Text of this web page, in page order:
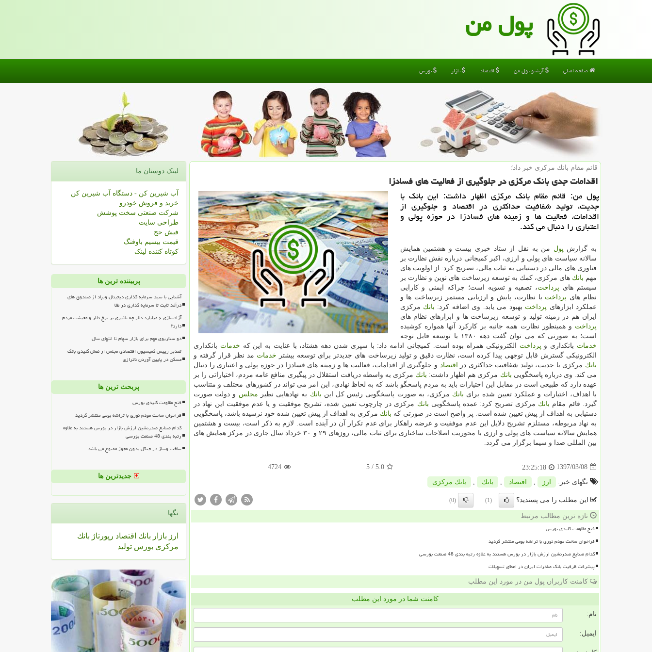
پول من
صفحه اصلی آرشیو پول من اقتصاد بازار بورس
قائم مقام بانك مركزی خبر داد؛
اقدامات جدی بانك مركزی در جلوگیری از فعالیت های فسادزا
پول من: قائم مقام بانك مركزی اظهار داشت: این بانك با
جدیت، تولید شفافیت حداكثری در اقتصاد و جلوگیری از
اقدامات، فعالیت ها و زمینه های فسادزا در حوزه پولی و
اعتباری را دنبال می كند.
به گزارش پول من به نقل از ستاد خبری بیست و هشتمین همایش
سالانه سیاست های پولی و ارزی، اكبر كمیجانی درباره نقش نظارت بر
فناوری های مالی در دستیابی به ثبات مالی، تصریح كرد: از اولویت های
مهم بانك های مركزی، كمك به توسعه زیرساخت های نوین و نظارت بر
سیستم های پرداخت، تصفیه و تسویه است؛ چراكه ایمنی و كارایی
نظام های پرداخت با نظارت، پایش و ارزیابی مستمر زیرساخت ها و
عملكرد ابزارهای پرداخت بهبود می یابد. وی اضافه كرد: بانك مركزی
ایران هم در زمینه تولید و توسعه زیرساخت ها و ابزارهای نظام های
پرداخت و همینطور نظارت همه جانبه بر كاركرد آنها همواره كوشیده
است؛ به صورتی كه می توان گفت دهه ۱۳۸۰ با توسعه قابل توجه
خدمات بانكداری و پرداخت الكترونیكی همراه بوده است. كمیجانی ادامه داد: با سپری شدن دهه هشتاد، با عنایت به این كه خدمات بانكداری
الكترونیكی گسترش قابل توجهی پیدا كرده است، نظارت دقیق و تولید زیرساخت های جدیدتر برای توسعه بیشتر خدمات مد نظر قرار گرفته و
بانك مركزی با جدیت، تولید شفافیت حداكثری در اقتصاد و جلوگیری از اقدامات، فعالیت ها و زمینه های فسادزا در حوزه پولی و اعتباری را دنبال
می كند. وی درباره پاسخگویی بانك مركزی هم اظهار داشت: بانك مركزی به واسطه دریافت استقلال در پیگیری منافع عامه مردم، اختیاراتی را بر
عهده دارد كه طبیعی است در مقابل این اختیارات باید به مردم پاسخگو باشد كه به لحاظ نهادی، این امر می تواند در كشورهای مختلف و متناسب
با اهداف، اختیارات و عملكرد تعیین شده برای بانك مركزی، به صورت پاسخگویی رئیس كل این بانك به نهادهایی نظیر مجلس و دولت صورت
گیرد. قائم مقام بانك مركزی تصریح كرد: عمده پاسخگویی بانك مركزی در چارچوب تعیین شده، تشریح موفقیت و یا عدم موفقیت این نهاد در
دستیابی به اهداف از پیش تعیین شده است. پر واضح است در صورتی كه بانك مركزی به اهداف از پیش تعیین شده خود نرسیده باشد، پاسخگویی
به نهاد مربوطه، مستلزم تشریح دلایل این عدم موفقیت و عرضه راهكار برای عدم تكرار آن در آینده است. لازم به ذكر است، بیست و هشتمین
همایش سالانه سیاست های پولی و ارزی با محوریت اصلاحات ساختاری برای ثبات مالی، روزهای ۲۹ و ۳۰ خرداد سال جاری در مركز همایش های
بین المللی صدا و سیما برگزار می گردد.
1397/03/08
23:25:18
5.0
/ 5
4724
تگهای خبر: ارز اقتصاد بانك بانك مركزی
این مطلب را می پسندید؟ (1)
(0)
تازه ترین مطالب مرتبط
فتح مقاومت کلیدی بورس
فراخوان ساخت مودم نوری با تراشه بومی منتشر گردید
کدام صنایع صدرنشین ارزش بازار در بورس هستند به علاوه رتبه بندی 48 صنعت بورسی
پیشرفت ظرفیت بانک صادرات ایران در اعطای تسهیلات
کامنت کاربران پول من در مورد این مطلب
کامنت شما در مورد این مطلب
نام:
ایمیل:
لینک دوستان ما
آب شیرین کن - دستگاه آب شیرین کن
خرید و فروش خودرو
شرکت صنعتی سخت پوشش
طراحی سایت
فیش حج
قیمت بیسیم باوفنگ
کوتاه کننده لینک
پربیننده ترین ها
آشنایی با سبد سرمایه گذاری دیجیتال ویپاد از صندوق های
درآمد ثابت تا سرمایه گذاری در طلا
آزادسازی ۶ میلیارد دلار چه تاثیری بر نرخ دلار و معیشت مردم
دارد؟
دو سناریوی مهم برای بازار سهام تا انتهای سال
تقدیر رییس کمیسیون اقتصادی مجلس از نقش کلیدی بانک
مسکن در پایین آوردن ناترازی
پربحث ترین ها
فتح مقاومت کلیدی بورس
فراخوان ساخت مودم نوری با تراشه بومی منتشر گردید
کدام صنایع صدرنشین ارزش بازار در بورس هستند به علاوه
رتبه بندی 48 صنعت بورسی
ساخت وساز در جنگل بدون مجوز ممنوع می باشد
جدیدترین ها
تگها
ارز بازار بانك اقتصاد رپورتاژ بانك
مركزی بورس تولید